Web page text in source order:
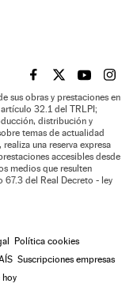
EL PAÍS BRASIL EN
EL PAÍSEL PAÍS
EL
sus obras y prestaciones en
32.1 del TRLPI;
distribución y
temas de actualidad
una reserva expresa
accesibles desde
medios que resulten
del Real Decreto - ley
Política cookies
Suscripciones empresas
hoy